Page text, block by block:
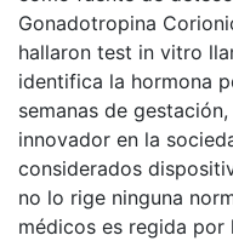
Gonadotropina
hallaron test in vitro
identifica la hormona
semanas de
innovador en la
considerados
no lo rige ninguna
médicos es regida por